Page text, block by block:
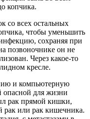
копчика.
со всех остальных
чтобы уменьшить
сохраняя при
позвоночнике он не
Через какое-то
кресле.
и компьютерную
опасной для жизни
рак прямой кишки,
рак или рак кишечника.